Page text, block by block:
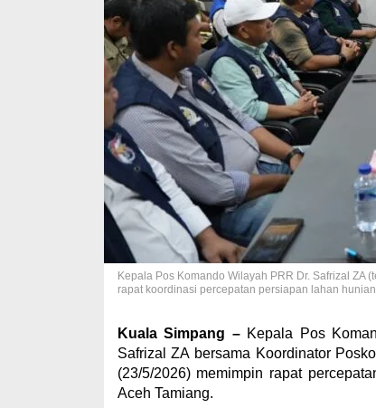
Kepala Pos Komando Wilayah PRR Dr. Safrizal ZA
rapat koordinasi percepatan persiapan lahan
Kuala Simpang –Kepala Pos
Safrizal ZA bersama Koordinator
(23/5/2026) memimpin rapat
Aceh Tamiang.